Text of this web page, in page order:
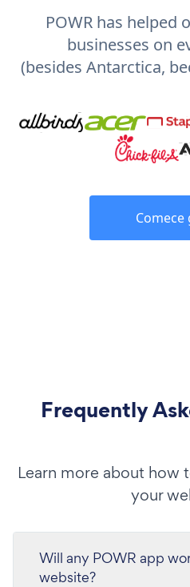
POWR has helped
businesses on
(besides Antarctica,
Comece
Frequently
Learn more about how
your
Will any POWR app
website?